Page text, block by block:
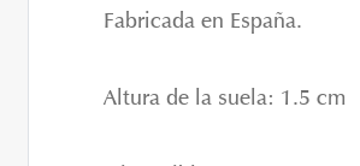
Fabricada en España.
Altura de la suela: 1.5 cm